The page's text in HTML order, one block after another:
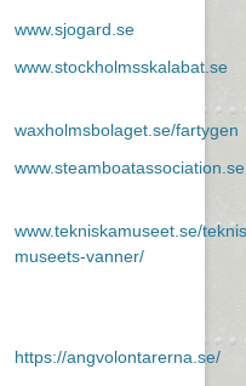
www.sjogard.se
www.stockholmsskalabat.se
waxholmsbolaget.se/fartygen
www.steamboatassociation.se
www.tekniskamuseet.se/
museets-vanner/
https://angvolontarerna.se/